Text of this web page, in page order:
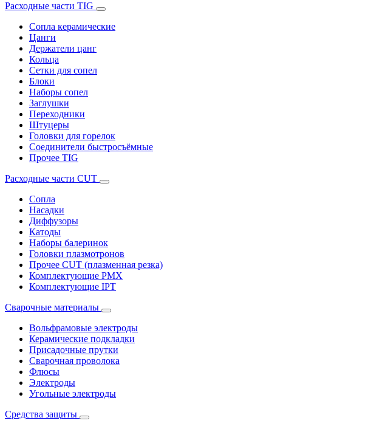
Расходные части TIG
Сопла керамические
Цанги
Держатели цанг
Кольца
Сетки для сопел
Блоки
Наборы сопел
Заглушки
Переходники
Штуцеры
Головки для горелок
Соединители быстросъёмные
Прочее TIG
Расходные части CUT
Сопла
Насадки
Диффузоры
Катоды
Наборы балеринок
Головки плазмотронов
Прочее CUT (плазменная резка)
Комплектующие PMX
Комплектующие IPT
Сварочные материалы
Вольфрамовые электроды
Керамические подкладки
Присадочные прутки
Сварочная проволока
Флюсы
Электроды
Угольные электроды
Средства защиты